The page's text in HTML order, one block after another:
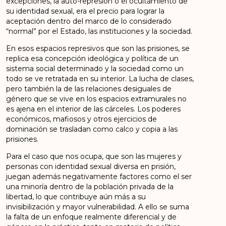
su identidad sexual, era el precio para lograr la
aceptación dentro del marco de lo considerado
“normal” por el Estado, las instituciones y la sociedad.
En esos espacios represivos que son las prisiones, se
replica esa concepción ideológica y política de un
sistema social determinado y la sociedad como un
todo se ve retratada en su interior. La lucha de clases,
pero también la de las relaciones desiguales de
género que se vive en los espacios extramurales no
es ajena en el interior de las cárceles. Los poderes
económicos, mafiosos y otros ejercicios de
dominación se trasladan como calco y copia a las
prisiones.
Para el caso que nos ocupa, que son las mujeres y
personas con identidad sexual diversa en prisión,
juegan además negativamente factores como el ser
una minoría dentro de la población privada de la
libertad, lo que contribuye aún más a su
invisibilización y mayor vulnerabilidad. A ello se suma
la falta de un enfoque realmente diferencial y de